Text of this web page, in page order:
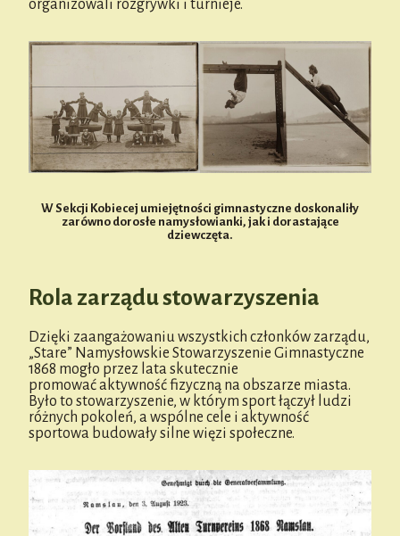
organizowali rozgrywki i turnieje.
W Sekcji Kobiecej umiejętności gimnastyczne doskonaliły
zarówno dorosłe namysłowianki, jak i dorastające
dziewczęta.
Rola zarządu stowarzyszenia
Dzięki zaangażowaniu wszystkich członków zarządu,
„Stare” Namysłowskie Stowarzyszenie Gimnastyczne
1868 mogło przez lata skutecznie
promować aktywność fizyczną na obszarze miasta.
Było to stowarzyszenie, w którym sport łączył ludzi
różnych pokoleń, a wspólne cele i aktywność
sportowa budowały silne więzi społeczne.